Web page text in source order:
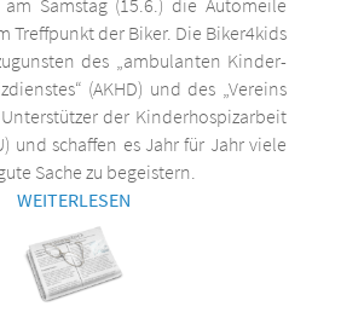
Treffpunkt der Biker. Die Biker4kids
des „ambulanten Kinder-
(AKHD) und des „Vereins
der Kinderhospizarbeit
und schaffen es Jahr für Jahr viele
Sache zu begeistern.
WEITERLESEN